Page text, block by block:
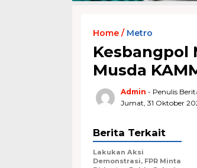
Home / Metro
Kesbangpol
Musda
Admin - Penulis
Jumat, 31 Oktober
Berita Terkait
Lakukan Aksi
Demonstrasi, FPR Minta